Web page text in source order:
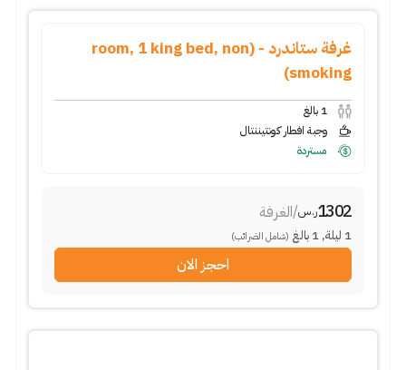
غرفة ستاندرد - (room, 1 king bed, non
smoking)
1 بالغ
وجبة افطار كونتيننتال
مستردة
1302ر.س/الغرفة
1 ليلة,
1 بالغ (شامل الضرائب)
احجز الان